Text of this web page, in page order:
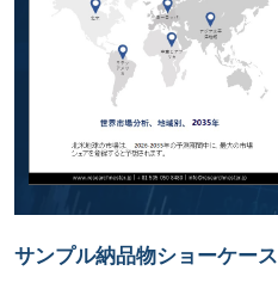
サンプル納品物ショーケース